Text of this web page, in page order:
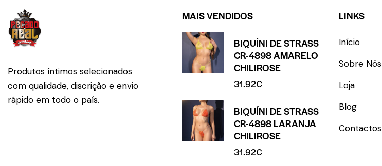
Produtos íntimos selecionados
com qualidade, discrição e envio
rápido em todo o país.
MAIS VENDIDOS
BIQUÍNI DE STRASS
CR-4898 AMARELO
CHILIROSE
31.92€
BIQUÍNI DE STRASS
CR-4898 LARANJA
CHILIROSE
31.92€
LINKS
Início
Sobre Nós
Loja
Blog
Contactos